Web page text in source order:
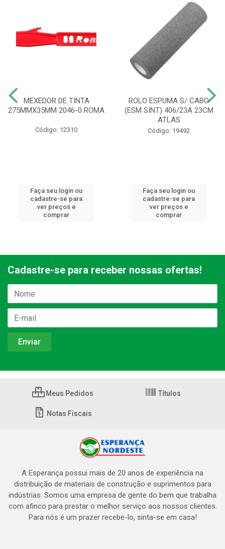
MEXEDOR DE TINTA
275MMX35MM 2046-0 ROMA
Código: 12310
Faça seu login ou
cadastre-se para
ver preços e
comprar
ROLO ESPUMA S/ CABO
(ESM SINT) 406/23A 23CM
ATLAS
Código: 19492
Faça seu login ou
cadastre-se para
ver preços e
comprar
Cadastre-se para receber nossas ofertas!
Meus Pedidos Títulos
Notas Fiscais
A Esperança possui mais de 20 anos de experiência na
distribuição de materiais de construção e suprimentos para
indústrias. Somos uma empresa de gente do bem que trabalha
com afinco para prestar o melhor serviço aos nossos clientes.
Para nós é um prazer recebe-lo, sinta-se em casa!